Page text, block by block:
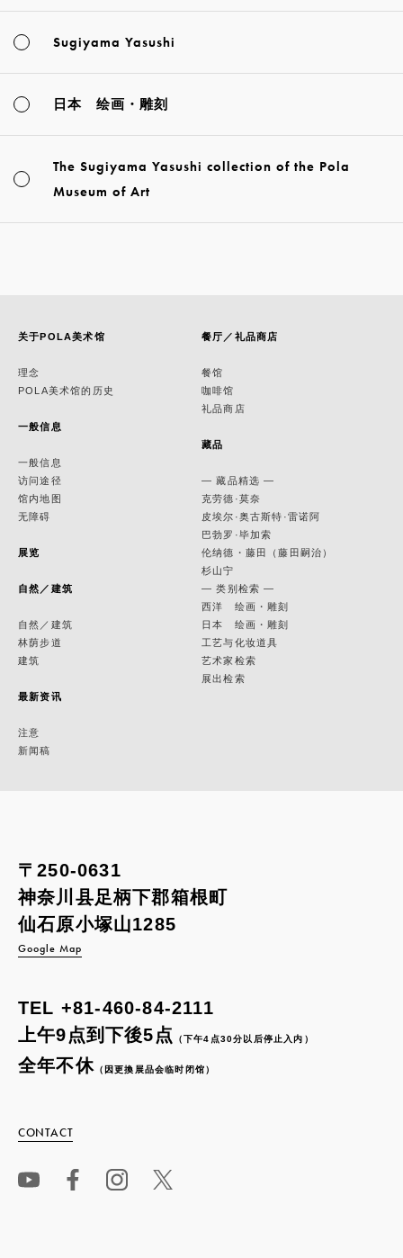
Sugiyama Yasushi
日本 绘画・雕刻
The Sugiyama Yasushi collection of the Pola
Museum of Art
关于POLA美术馆
理念
POLA美术馆的历史
一般信息
一般信息
访问途径
馆内地图
无障碍
展览
自然／建筑
自然／建筑
林荫步道
建筑
最新资讯
注意
新闻稿
餐厅／礼品商店
餐馆
咖啡馆
礼品商店
藏品
— 藏品精选 —
克劳德·莫奈
皮埃尔·奥古斯特·雷诺阿
巴勃罗·毕加索
伦纳德・藤田（藤田嗣治）
杉山宁
— 类别检索 —
西洋 绘画・雕刻
日本 绘画・雕刻
工艺与化妆道具
艺术家检索
展出检索
〒250-0631
神奈川县足柄下郡箱根町
仙石原小塚山1285
Google Map
TEL +81-460-84-2111
上午9点到下後5点
（下午4点30分以后停止入内）
全年不休（因更換展品会临时闭馆）
CONTACT